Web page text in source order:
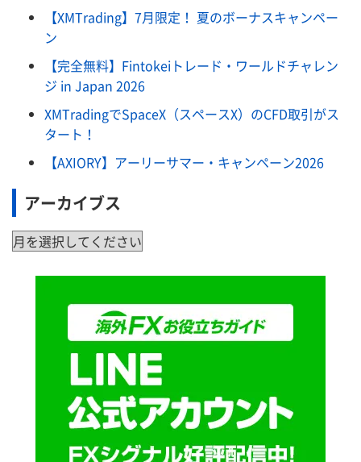
【XMTrading】7月限定！ 夏のボーナスキャンペー
ン
【完全無料】Fintokeiトレード・ワールドチャレン
ジ in Japan 2026
XMTradingでSpaceX（スペースX）のCFD取引がス
タート！
【AXIORY】アーリーサマー・キャンペーン2026
アーカイブス